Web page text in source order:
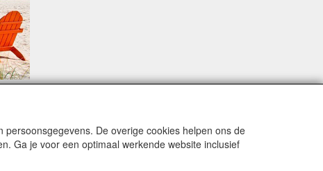
zijn vervuld dan de bestelling
15 Augustus stabiliseert zich dit dan wel en
De overige cookies helpen ons de
Ga je voor een optimaal werkende website inclusief